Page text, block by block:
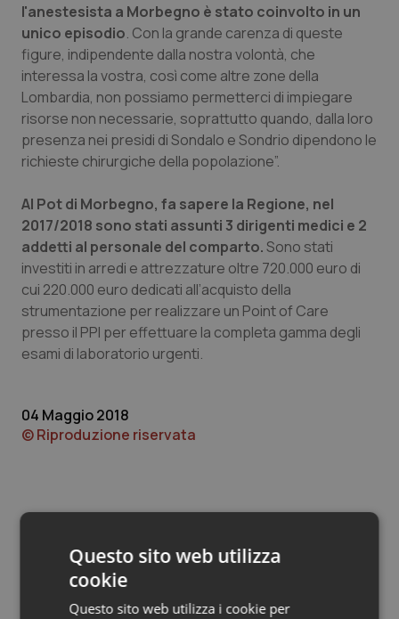
Sardegna
Sicilia
Toscana
Valle D’Aosta
Veneto
Malattia di Crohn & Rettocolite Ulcerosa
Neuroscienze & patologie neurodegenerative
Obesità
Oftalmologia
Oncodermatologia
Oncoematologia
Oncologia & Nutrizione
Psoriasi & pelle
Quotidiano Cardiologia
Quotidiano Pediatria
Rene & patologie urogenitali
l'anestesista a Morbegno è stato coinvolto in un
unico episodio. Con la grande carenza di queste
figure, indipendente dalla nostra volontà, che
interessa la vostra, così come altre zone della
Lombardia, non possiamo permetterci di impiegare
risorse non necessarie, soprattutto quando, dalla loro
presenza nei presidi di Sondalo e Sondrio dipendono le
richieste chirurgiche della popolazione”.
Al Pot di Morbegno, fa sapere la Regione, nel
2017/2018 sono stati assunti 3 dirigenti medici e 2
addetti al personale del comparto.Sono stati
investiti in arredi e attrezzature oltre 720.000 euro di
cui 220.000 euro dedicati all’acquisto della
strumentazione per realizzare un Point of Care
presso il PPI per effettuare la completa gamma degli
esami di laboratorio urgenti.
04 Maggio 2018
© Riproduzione riservata
Potrebbe interessarti in
Lombardia
Questo sito web utilizza
cookie
Questo sito web utilizza i cookie per